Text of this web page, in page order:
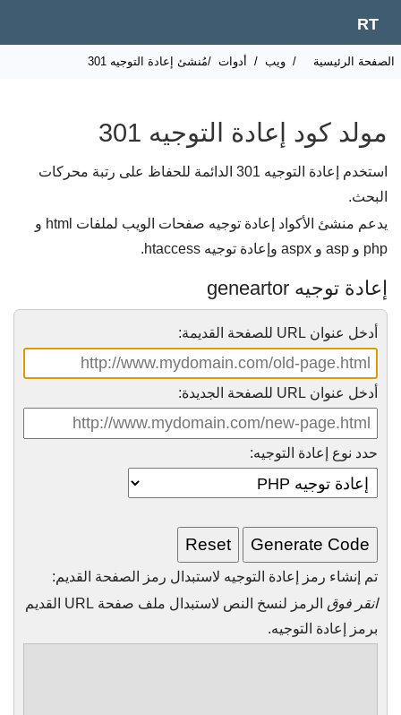
RT
الرئيسية ويب / أدوات /مُنشئ إعادة التوجيه 301
مولد كود إعادة التوجيه 301
استخدم إعادة التوجيه 301 الدائمة للحفاظ على رتبة محركات
البحث.
يدعم منشئ الأكواد إعادة توجيه صفحات الويب لملفات html و
php و asp و aspx وإعادة توجيه htaccess.
إعادة توجيه geneartor
أدخل عنوان URL للصفحة القديمة:
أدخل عنوان URL للصفحة الجديدة:
حدد نوع إعادة التوجيه:
تم إنشاء رمز إعادة التوجيه لاستبدال رمز الصفحة القديم:
انقر فوق
الرمز لنسخ النص لاستبدال ملف صفحة URL القديم
برمز إعادة التوجيه.